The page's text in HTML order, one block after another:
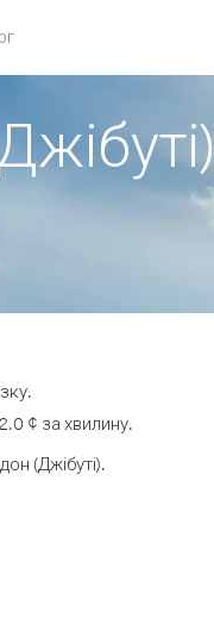
¢ за хвилину.
(Джібуті).